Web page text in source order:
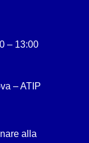
– 13:00
– ATIP
alla